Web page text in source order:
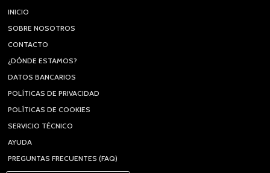
INICIO
SOBRE NOSOTROS
CONTACTO
¿DÓNDE ESTAMOS?
DATOS BANCARIOS
POLÍTICAS DE PRIVACIDAD
POLÍTICAS DE COOKIES
SERVICIO TÉCNICO
AYUDA
PREGUNTAS FRECUENTES (FAQ)